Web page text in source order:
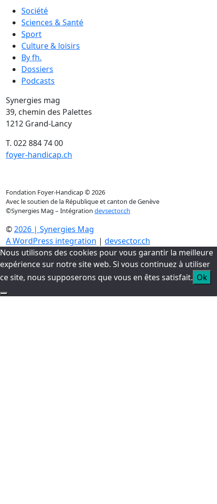
Société
Sciences & Santé
Sport
Culture & loisirs
By fh.
Dossiers
Podcasts
Synergies mag
39, chemin des Palettes
1212 Grand-Lancy
T. 022 884 74 00
foyer-handicap.ch
Fondation Foyer-Handicap © 2026
Avec le soutien de la République et canton de Genève
©Synergies Mag – Intégration devsector.ch
©2026 | Synergies Mag
A WordPress integration | devsector.ch
Nous utilisons des cookies pour vous garantir la meilleure
expérience sur notre site web. Si vous continuez à utiliser
ce site, nous supposerons que vous en êtes satisfait. Ok